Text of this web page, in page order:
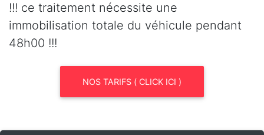
!!! ce traitement nécessite une
immobilisation totale du véhicule pendant
48h00 !!!
NOS TARIFS ( CLICK ICI )